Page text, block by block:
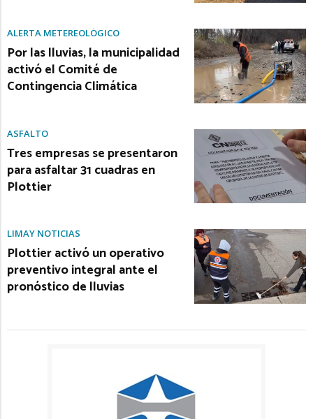
ALERTA METEREOLÓGICO
Por las lluvias, la municipalidad
activó el Comité de
Contingencia Climática
ASFALTO
Tres empresas se presentaron
para asfaltar 31 cuadras en
Plottier
LIMAY NOTICIAS
Plottier activó un operativo
preventivo integral ante el
pronóstico de lluvias